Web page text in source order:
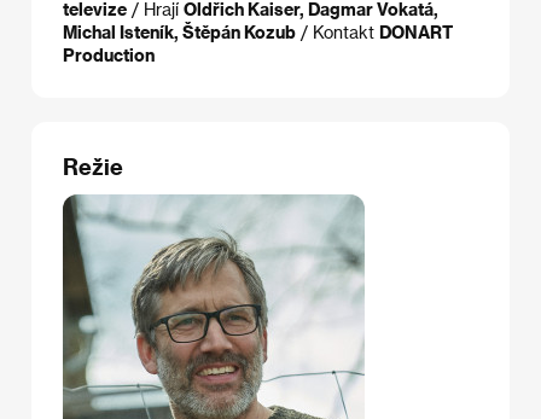
televize / Hrají Oldřich Kaiser, Dagmar Vokatá,
Michal Isteník, Štěpán Kozub / Kontakt DONART
Production
Režie